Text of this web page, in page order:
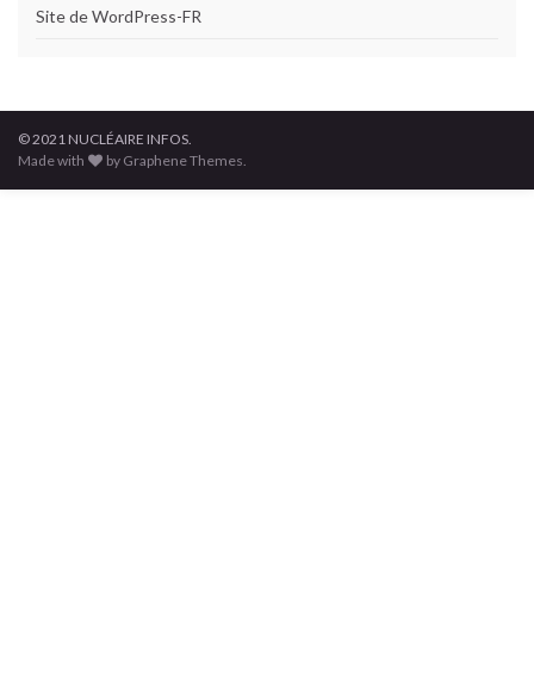
Site de WordPress-FR
© 2021 NUCLÉAIRE INFOS.
Made with
by Graphene Themes.